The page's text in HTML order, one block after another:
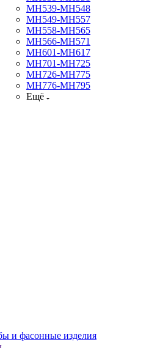
МН539-МН548
МН549-МН557
МН558-МН565
МН566-МН571
МН601-МН617
МН701-МН725
МН726-МН775
МН776-МН795
Ещё
и фасонные изделия